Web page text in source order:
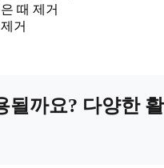
때 제거
거
될까요? 다양한 활